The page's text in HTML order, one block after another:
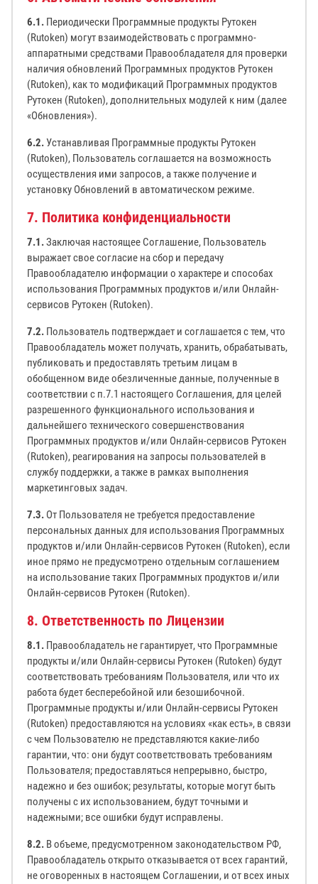
6.1. Периодически Программные продукты Рутокен
(Rutoken) могут взаимодействовать с программно-
аппаратными средствами Правообладателя для проверки
наличия обновлений Программных продуктов Рутокен
(Rutoken), как то модификаций Программных продуктов
Рутокен (Rutoken), дополнительных модулей к ним (далее
«Обновления»).
6.2.Устанавливая Программные продукты Рутокен
(Rutoken), Пользователь соглашается на возможность
осуществления ими запросов, а также получение и
установку Обновлений в автоматическом режиме.
7. Политика конфиденциальности
7.1.Заключая настоящее Соглашение, Пользователь
выражает свое согласие на сбор и передачу
Правообладателю информации о характере и способах
использования Программных продуктов и/или Онлайн-
сервисов Рутокен (Rutoken).
7.2. Пользователь подтверждает и соглашается с тем, что
Правообладатель может получать, хранить, обрабатывать,
публиковать и предоставлять третьим лицам в
обобщенном виде обезличенные данные, полученные в
соответствии с п.7.1 настоящего Соглашения, для целей
разрешенного функционального использования и
дальнейшего технического совершенствования
Программных продуктов и/или Онлайн-сервисов Рутокен
(Rutoken), реагирования на запросы пользователей в
службу поддержки, а также в рамках выполнения
маркетинговых задач.
7.3. От Пользователя не требуется предоставление
персональных данных для использования Программных
продуктов и/или Онлайн-сервисов Рутокен (Rutoken), если
иное прямо не предусмотрено отдельным соглашением
на использование таких Программных продуктов и/или
Онлайн-сервисов Рутокен (Rutoken).
8. Ответственность по Лицензии
8.1. Правообладатель не гарантирует, что Программные
продукты и/или Онлайн-сервисы Рутокен (Rutoken) будут
соответствовать требованиям Пользователя, или что их
работа будет бесперебойной или безошибочной.
Программные продукты и/или Онлайн-сервисы Рутокен
(Rutoken) предоставляются на условиях «как есть», в связи
с чем Пользователю не представляются какие-либо
гарантии, что: они будут соответствовать требованиям
Пользователя; предоставляться непрерывно, быстро,
надежно и без ошибок; результаты, которые могут быть
получены с их использованием, будут точными и
надежными; все ошибки будут исправлены.
8.2. В объеме, предусмотренном законодательством РФ,
Правообладатель открыто отказывается от всех гарантий,
не оговоренных в настоящем Соглашении, и от всех иных